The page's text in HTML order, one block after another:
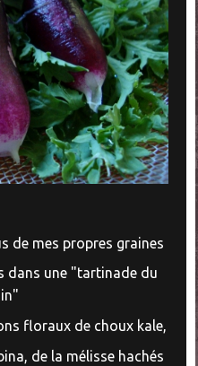
de mes propres graines
dans une "tartinade du
floraux de choux kale,
de la mélisse hachés